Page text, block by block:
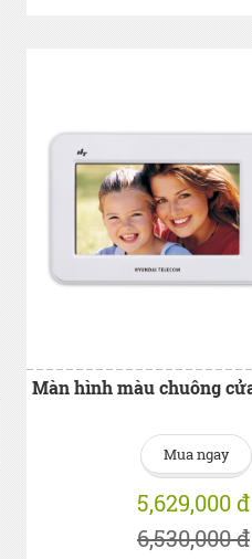
Mua ngay
5,629,000 đ
6,530,000 đ